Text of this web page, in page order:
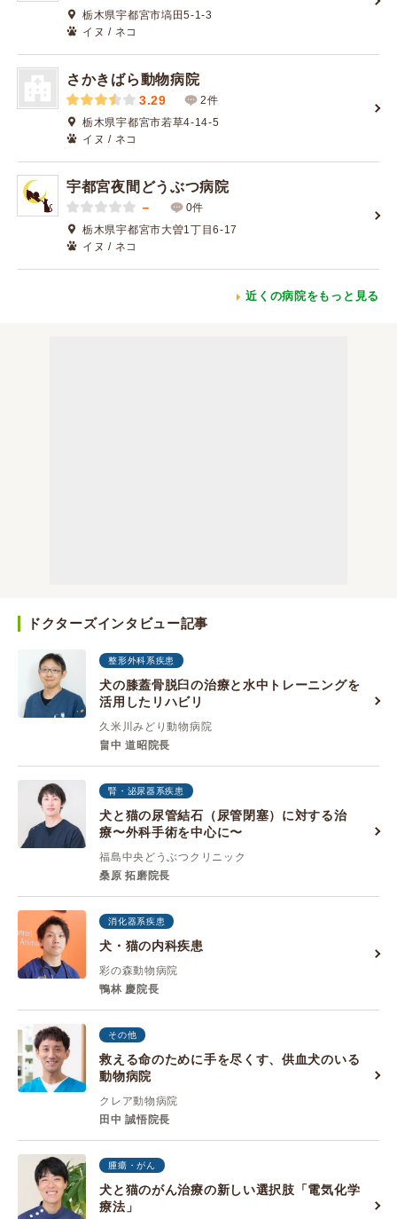
栃木県宇都宮市塙田5-1-3
イヌ / ネコ
さかきばら動物病院
3.29
2件
栃木県宇都宮市若草4-14-5
イヌ / ネコ
宇都宮夜間どうぶつ病院
－
0件
栃木県宇都宮市大曽1丁目6-17
イヌ / ネコ
近くの病院をもっと見る
ドクターズインタビュー記事
整形外科系疾患
犬の膝蓋骨脱臼の治療と水中トレーニングを
活用したリハビリ
久米川みどり動物病院
畠中 道昭院長
腎・泌尿器系疾患
犬と猫の尿管結石（尿管閉塞）に対する治
療〜外科手術を中心に〜
福島中央どうぶつクリニック
桑原 拓磨院長
消化器系疾患
犬・猫の内科疾患
彩の森動物病院
鴨林 慶院長
その他
救える命のために手を尽くす、供血犬のいる
動物病院
クレア動物病院
田中 誠悟院長
腫瘍・がん
犬と猫のがん治療の新しい選択肢「電気化学
療法」